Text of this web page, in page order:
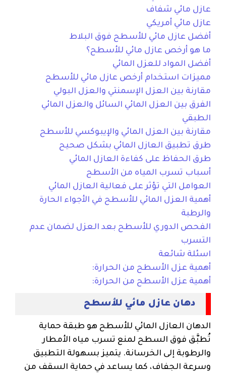
عازل مائي شفاف
عازل مائي أمريكي
أفضل عازل مائي للأسطح فوق البلاط
ما هو أرخص عازل مائي للأسطح؟
أفضل المواد للعزل المائي
مميزات استخدام أرخص عازل مائي للأسطح
مقارنة بين العزل الإسمنتي والعزل البولي
الفرق بين العزل المائي السائل والعزل المائي
الطبقي
مقارنة بين العزل المائي والإيبوكسي للأسطح
طرق تطبيق العازل المائي بشكل صحيح
طرق الحفاظ على كفاءة العازل المائي
أسباب تسرب المياه من الأسطح
العوامل التي تؤثر على فعالية العازل المائي
أهمية العزل المائي للأسطح في الأجواء الحارة
والرطبة
الفحص الدوري للأسطح بعد العزل لضمان عدم
التسرب
اسئلة شائعة
أهمية عزل الأسطح من الحرارة:
أهمية عزل الأسطح من الحرارة:
دهان عازل مائي للأسطح
الدهان العازل المائي للأسطح هو طبقة حماية
تُطبَّق فوق السطح لمنع تسرب مياه الأمطار
والرطوبة إلى الخرسانة. يتميز بسهولة التطبيق
وسرعة الجفاف، كما يساعد في حماية السقف من